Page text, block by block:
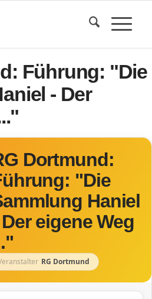
Führung: "Die
- Der
Dortmund:
"Die
Haniel
eigene Weg
RG Dortmund